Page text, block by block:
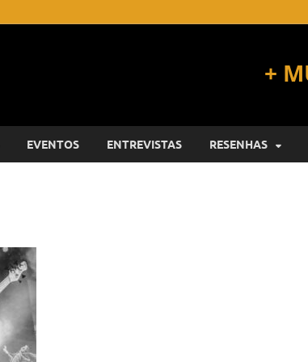
EVENTOS ENTREVISTAS RESENHAS